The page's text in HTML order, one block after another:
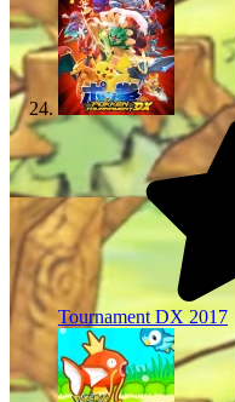
Tournament DX2017